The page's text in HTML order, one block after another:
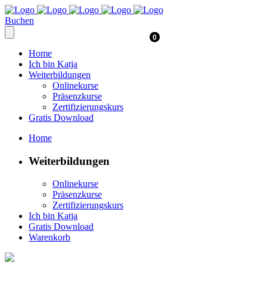
Buchen
0
Home
Ich bin Katja
Weiterbildungen
Onlinekurse
Präsenzkurse
Zertifizierungskurs
Gratis Download
Home
Weiterbildungen
Onlinekurse
Präsenzkurse
Zertifizierungskurs
Ich bin Katja
Gratis Download
Warenkorb